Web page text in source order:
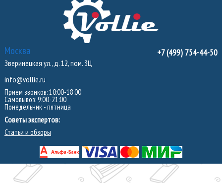
Москва
Зверинецкая ул., д. 12, пом. 3Ц
info@vollie.ru
Прием звонков: 10:00-18:00
Самовывоз: 9:00-21:00
Понедельник - пятница
Советы экспертов:
Статьи и обзоры
+7 (499) 754-44-50